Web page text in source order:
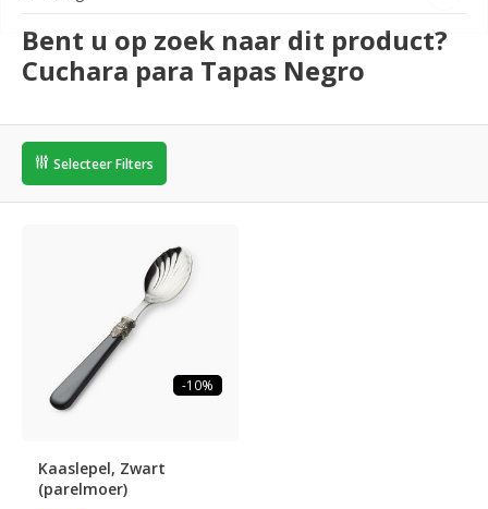
Bent u op zoek naar dit product?
Cuchara para Tapas Negro
Selecteer Filters
-10%
Kaaslepel, Zwart
(parelmoer)